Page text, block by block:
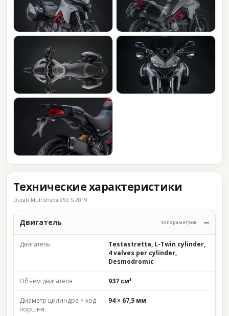
Технические характеристики
Ducati Multistrada 950 S 2019
Двигатель 10 параметров
Двигатель
Testastretta, L-Twin cylinder,
4 valves per cylinder,
Desmodromic
Объём двигателя 937 см³
Диаметр цилиндра × ход
поршня
94 × 67,5 мм